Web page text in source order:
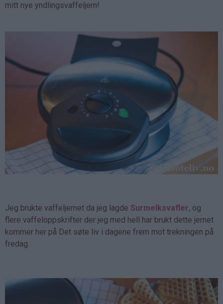
mitt nye yndlingsvaffeljern!
Jeg brukte vaffeljernet da jeg lagde Surmelksvafler, og
flere vaffeloppskrifter der jeg med hell har brukt dette jernet
kommer her på Det søte liv i dagene frem mot trekningen på
fredag.